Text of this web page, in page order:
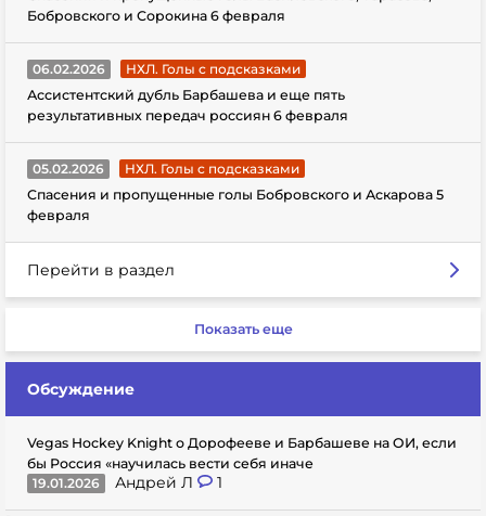
Бобровского и Сорокина 6 февраля
06.02.2026
НХЛ. Голы с подсказками
Ассистентский дубль Барбашева и еще пять
результативных передач россиян 6 февраля
05.02.2026
НХЛ. Голы с подсказками
Спасения и пропущенные голы Бобровского и Аскарова 5
февраля
Перейти в раздел
Показать еще
Обсуждение
Vegas Hockey Knight о Дорофееве и Барбашеве на ОИ, если
бы Россия «научилась вести себя иначе
19.01.2026
Андрей Л 1